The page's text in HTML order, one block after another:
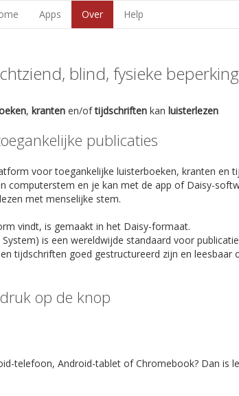
Apps Over Help
blind, fysieke
, kranten en/oftijdschriften kan luisterlezen
publicaties
voor toegankelijke luisterboeken, kranten en
computerstem en je kan met de app of Daisy-
met menselijke stem.
vindt, is gemaakt in het Daisy-formaat.
is een wereldwijde standaard voor
tijdschriften goed gestructureerd zijn en leesbaar
op de knop
telefoon, Android-tablet of Chromebook? Dan is